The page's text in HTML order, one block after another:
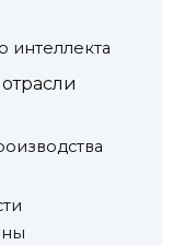
интеллекта